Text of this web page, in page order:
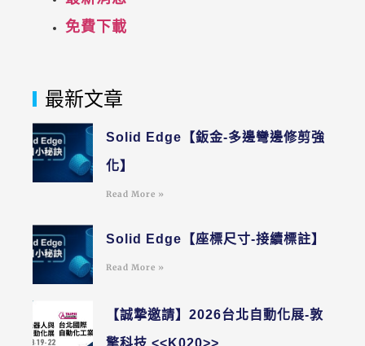
免費下載
最新文章
Solid Edge【鈑金-多邊彎邊修剪強
化】
Read More »
Solid Edge【座標尺寸-接續標註】
Read More »
【誠摯邀請】2026台北自動化展-敦